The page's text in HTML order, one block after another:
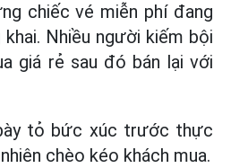
chiếc vé miễn phí đang
Nhiều người kiếm bội
giá rẻ sau đó bán lại với
tỏ bức xúc trước thực
chèo kéo khách mua.